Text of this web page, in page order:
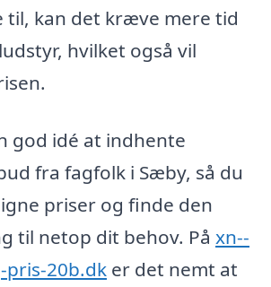
til, kan det kræve mere tid
hvilket også vil
god idé at indhente
fra fagfolk i Sæby, så du
priser og finde den
til netop dit behov. På xn--
20b.dk er det nemt at